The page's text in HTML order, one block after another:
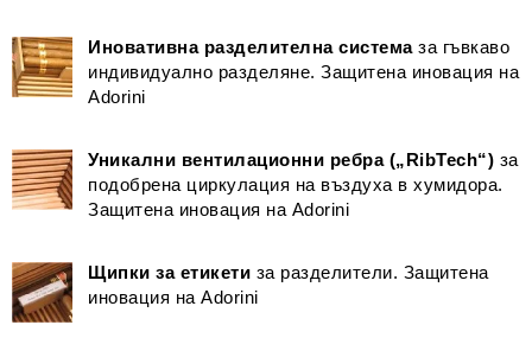
Иновативна разделителна системаза гъвкаво
индивидуално разделяне. Защитена иновация на
Adorini
Уникални вентилационни ребра („RibTech“) за
подобрена циркулация на въздуха в хумидора.
Защитена иновация на Adorini
Щипки за етикети за разделители. Защитена
иновация на Adorini